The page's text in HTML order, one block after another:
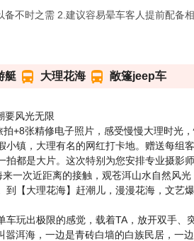
不时之需 2.建议容易晕车客人提前配备
艇 大理花海 敞篷jeep车
要风光无限
拍+8张精修电子照片，感受慢慢大理时光
小镇，大理有名的网红打卡地。赠送每
都是大片。这次特别为您安排专业摄影
一次近距离的接触，观苍洱山水自然风
到【大理花海】赶潮儿，漫漫花海，文
玩出极限的感觉，载着TA，放开双手、
洱海，一边是青砖白墙的白族民居，一